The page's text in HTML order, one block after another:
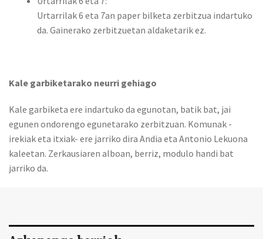
Urtarrilak 6 eta 7an paper bilketa zerbitzua indartuko
da. Gainerako zerbitzuetan aldaketarik ez.
Kale garbiketarako neurri gehiago
Kale garbiketa ere indartuko da egunotan, batik bat, jai
egunen ondorengo egunetarako zerbitzuan. Komunak -
irekiak eta itxiak- ere jarriko dira Andia eta Antonio Lekuona
kaleetan. Zerkausiaren alboan, berriz, modulo handi bat
jarriko da.